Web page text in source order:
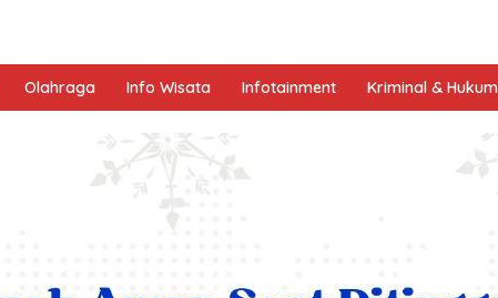
Olahraga Info Wisata Infotainment Kriminal & Hukum